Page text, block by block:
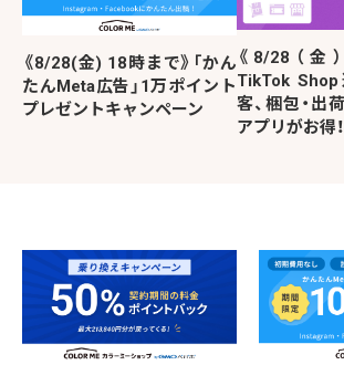
《8/28(金) 18時まで》「かん
たんMeta広告」1万ポイント
プレゼントキャンペーン
《8/28（金
TikTok
客、梱包・出
アプリがお得！